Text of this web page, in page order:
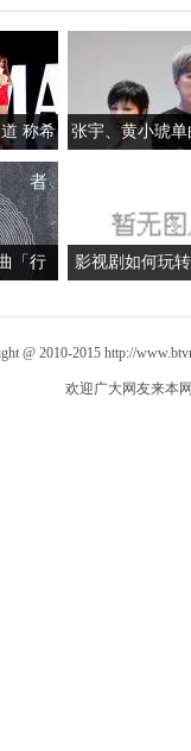
道 称希
组合
张宇、黄小琥
「行
影视剧如何玩
@ 2010-2015 http://
欢迎广大网友来本